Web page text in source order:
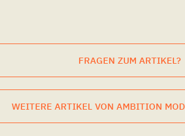
FRAGEN ZUM ARTIKEL?
WEITERE ARTIKEL VON AMBITION